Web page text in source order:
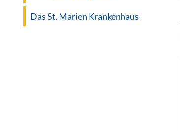
Das St. Marien Krankenhaus